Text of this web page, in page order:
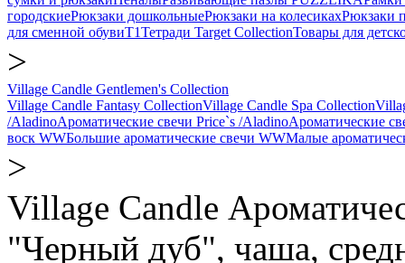
городскиеРюкзаки дошкольныеРюкзаки на колесикахРюкзаки
для сменной обувиТ1Тетради Target CollectionТовары для
>
Village Candle Gentlemen's Collection
Village Candle Fantasy CollectionVillage Candle Spa Collection
/AladinoАроматические свечи Price`s /AladinoАроматические
воск WWБольшие ароматические свечи WWМалые
>
Village Candle
"Черный дуб", чаша,